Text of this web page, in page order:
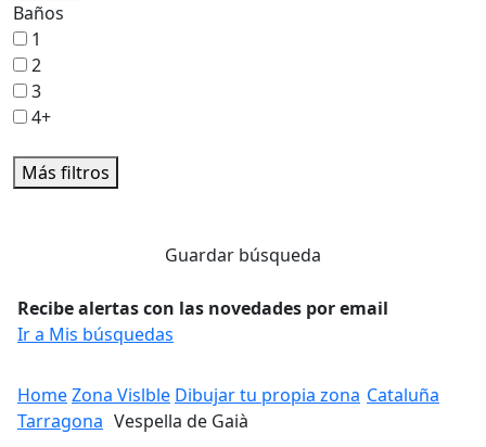
Baños
1
2
3
4+
Más filtros
Guardar búsqueda
Recibe alertas con las novedades por email
Ir a Mis búsquedas
HomeZona Vislble Dibujar tu propia zona Cataluña
Tarragona Vespella de Gaià